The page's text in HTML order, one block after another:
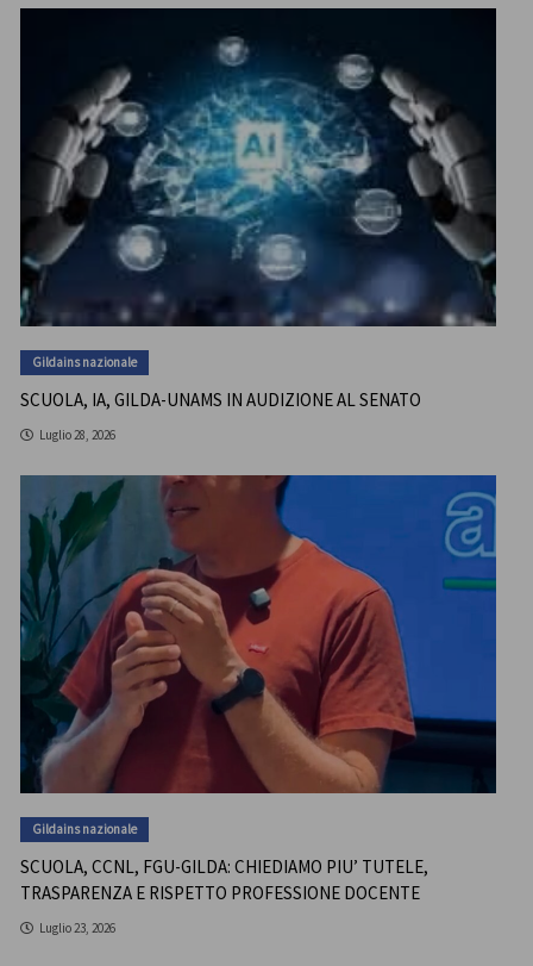
Gildains nazionale
SCUOLA, IA, GILDA-UNAMS IN AUDIZIONE AL SENATO
Luglio 28, 2026
Gildains nazionale
SCUOLA, CCNL, FGU-GILDA: CHIEDIAMO PIU’ TUTELE,
TRASPARENZA E RISPETTO PROFESSIONE DOCENTE
Luglio 23, 2026